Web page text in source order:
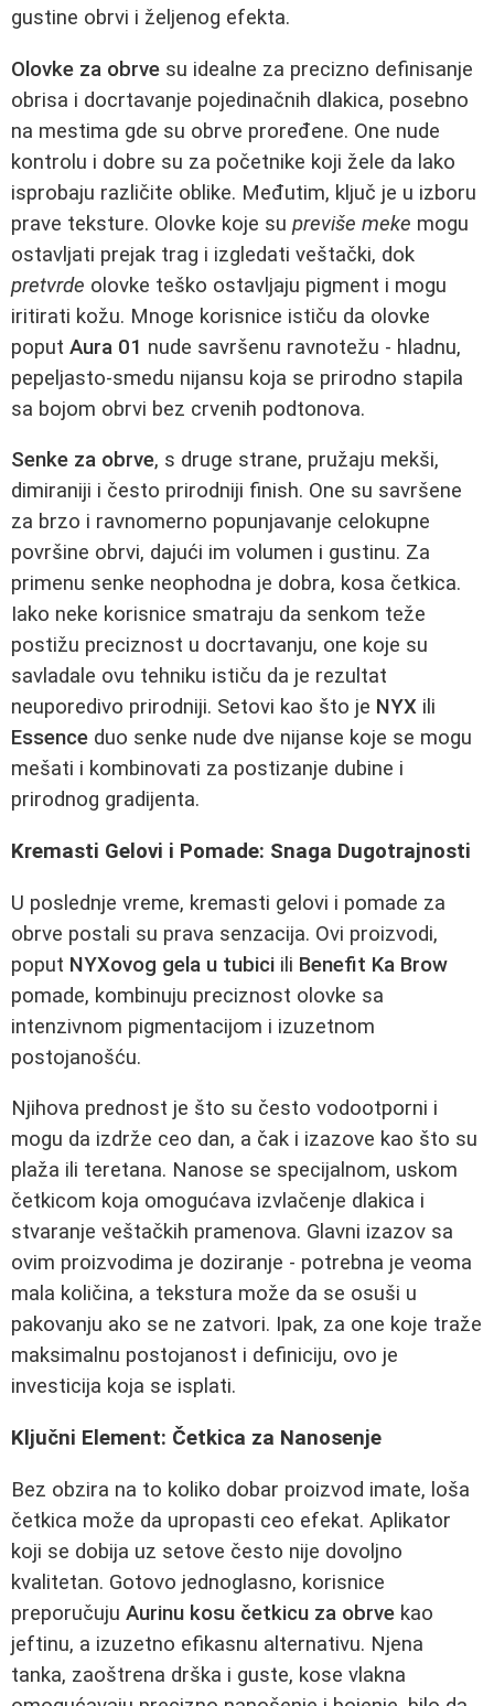
gustine obrvi i željenog efekta.
Olovke za obrve su idealne za precizno definisanje
obrisa i docrtavanje pojedinačnih dlakica, posebno
na mestima gde su obrve proređene. One nude
kontrolu i dobre su za početnike koji žele da lako
isprobaju različite oblike. Međutim, ključ je u izboru
prave teksture. Olovke koje su previše meke mogu
ostavljati prejak trag i izgledati veštački, dok
pretvrde olovke teško ostavljaju pigment i mogu
iritirati kožu. Mnoge korisnice ističu da olovke
poput Aura 01 nude savršenu ravnotežu - hladnu,
pepeljasto-smedu nijansu koja se prirodno stapila
sa bojom obrvi bez crvenih podtonova.
Senke za obrve, s druge strane, pružaju mekši,
dimiraniji i često prirodniji finish. One su savršene
za brzo i ravnomerno popunjavanje celokupne
površine obrvi, dajući im volumen i gustinu. Za
primenu senke neophodna je dobra, kosa četkica.
Iako neke korisnice smatraju da senkom teže
postižu preciznost u docrtavanju, one koje su
savladale ovu tehniku ističu da je rezultat
neuporedivo prirodniji. Setovi kao što je NYX ili
Essence duo senke nude dve nijanse koje se mogu
mešati i kombinovati za postizanje dubine i
prirodnog gradijenta.
Kremasti Gelovi i Pomade: Snaga Dugotrajnosti
U poslednje vreme, kremasti gelovi i pomade za
obrve postali su prava senzacija. Ovi proizvodi,
poput NYXovog gela u tubici ili Benefit Ka Brow
pomade, kombinuju preciznost olovke sa
intenzivnom pigmentacijom i izuzetnom
postojanošću.
Njihova prednost je što su često vodootporni i
mogu da izdrže ceo dan, a čak i izazove kao što su
plaža ili teretana. Nanose se specijalnom, uskom
četkicom koja omogućava izvlačenje dlakica i
stvaranje veštačkih pramenova. Glavni izazov sa
ovim proizvodima je doziranje - potrebna je veoma
mala količina, a tekstura može da se osuši u
pakovanju ako se ne zatvori. Ipak, za one koje traže
maksimalnu postojanost i definiciju, ovo je
investicija koja se isplati.
Ključni Element: Četkica za Nanosenje
Bez obzira na to koliko dobar proizvod imate, loša
četkica može da upropasti ceo efekat. Aplikator
koji se dobija uz setove često nije dovoljno
kvalitetan. Gotovo jednoglasno, korisnice
preporučuju Aurinu kosu četkicu za obrve kao
jeftinu, a izuzetno efikasnu alternativu. Njena
tanka, zaoštrena drška i guste, kose vlakna